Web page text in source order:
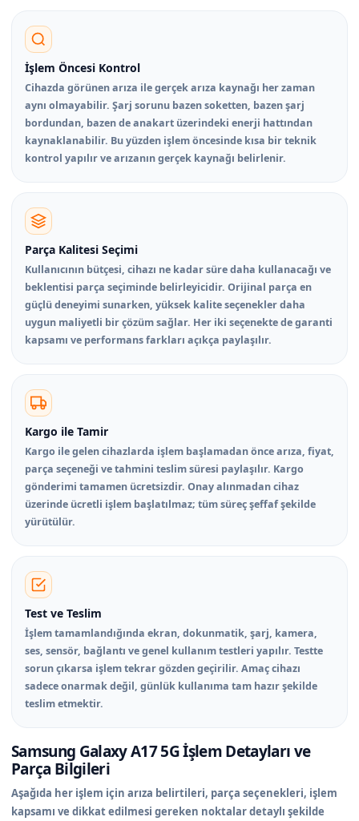
İşlem Öncesi Kontrol
Cihazda görünen arıza ile gerçek arıza kaynağı her zaman
aynı olmayabilir. Şarj sorunu bazen soketten, bazen şarj
bordundan, bazen de anakart üzerindeki enerji hattından
kaynaklanabilir. Bu yüzden işlem öncesinde kısa bir teknik
kontrol yapılır ve arızanın gerçek kaynağı belirlenir.
Parça Kalitesi Seçimi
Kullanıcının bütçesi, cihazı ne kadar süre daha kullanacağı ve
beklentisi parça seçiminde belirleyicidir. Orijinal parça en
güçlü deneyimi sunarken, yüksek kalite seçenekler daha
uygun maliyetli bir çözüm sağlar. Her iki seçenekte de garanti
kapsamı ve performans farkları açıkça paylaşılır.
Kargo ile Tamir
Kargo ile gelen cihazlarda işlem başlamadan önce arıza, fiyat,
parça seçeneği ve tahmini teslim süresi paylaşılır. Kargo
gönderimi tamamen ücretsizdir. Onay alınmadan cihaz
üzerinde ücretli işlem başlatılmaz; tüm süreç şeffaf şekilde
yürütülür.
Test ve Teslim
İşlem tamamlandığında ekran, dokunmatik, şarj, kamera,
ses, sensör, bağlantı ve genel kullanım testleri yapılır. Testte
sorun çıkarsa işlem tekrar gözden geçirilir. Amaç cihazı
sadece onarmak değil, günlük kullanıma tam hazır şekilde
teslim etmektir.
Samsung Galaxy A17 5G İşlem Detayları ve
Parça Bilgileri
Aşağıda her işlem için arıza belirtileri, parça seçenekleri, işlem
kapsamı ve dikkat edilmesi gereken noktalar detaylı şekilde